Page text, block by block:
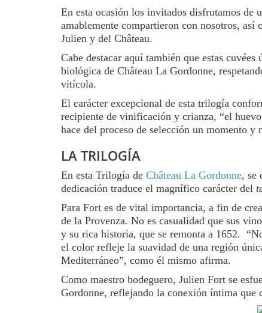
En esta ocasión los invitados disfrutamos de
amablemente compartieron con nosotros,
Julien y del Château.
Cabe destacar aquí también que estas
biológica de Château La Gordonne,
vitícola.
El carácter excepcional de esta trilogía
recipiente de vinificación y crianza, “el
hace del proceso de selección un momento y
LA TRILOGÍA
En esta Trilogía de Château La Gordonne, se
dedicación traduce el magnífico carácter del
Para Fort es de vital importancia, a fin de
de la Provenza. No es casualidad que sus
y su rica historia, que se remonta a 1652.
el color refleje la suavidad de una región
Mediterráneo”, como él mismo afirma.
Como maestro bodeguero, Julien Fort se
Gordonne, reflejando la conexión íntima que